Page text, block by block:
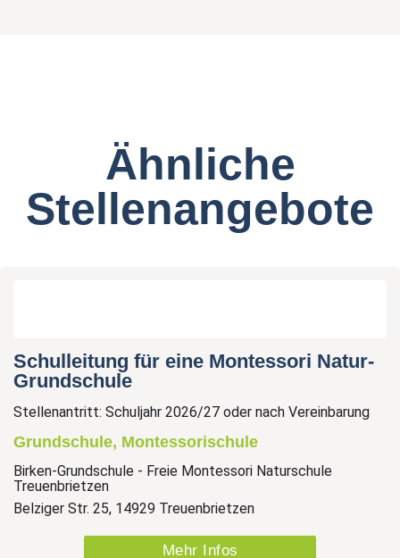
Ähnliche
Stellenangebote
Schulleitung für eine Montessori Natur-
Grundschule
Stellenantritt: Schuljahr 2026/27 oder nach Vereinbarung
Grundschule, Montessorischule
Birken-Grundschule - Freie Montessori Naturschule
Treuenbrietzen
Belziger Str. 25, 14929 Treuenbrietzen
Mehr Infos